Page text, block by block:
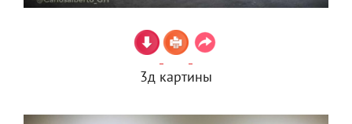
3д картины